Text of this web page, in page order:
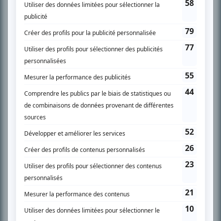
SUR LE RÉSEAU BIZZ MÉDIA
PLAN DU SITE
Accueil
Liste des oeuvres
Recherche avancée
À propos
Nous contacter
Termes et conditions
Politique de confidentialité
Gestion du consentement